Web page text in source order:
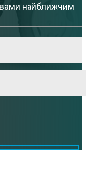
найближчим